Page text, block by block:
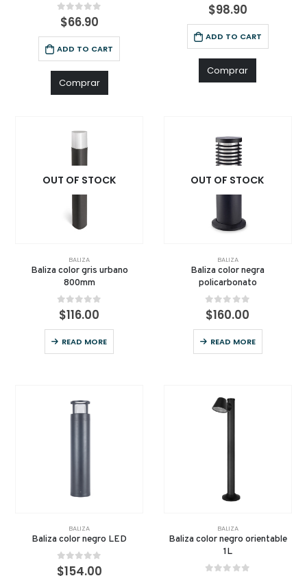
0out of 5
$66.90
ADD TO CART
Comprar
0out of 5
$98.90
ADD TO CART
Comprar
OUT OF STOCK
BALIZA
Baliza color gris urbano
800mm
0out of 5
$116.00
READ MORE
OUT OF STOCK
BALIZA
Baliza color negra
policarbonato
0out of 5
$160.00
READ MORE
BALIZA
Baliza color negro LED
0out of 5
$154.00
BALIZA
Baliza color negro orientable
1L